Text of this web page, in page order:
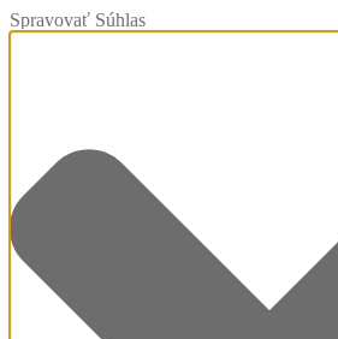
Spravovať Súhlas